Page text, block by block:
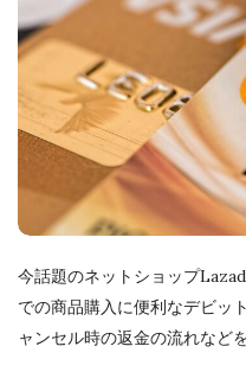
h
a
t
e
今話題のネットショップ
での商品購入に便利なデビッ
ャンセル時の返金の流れなど